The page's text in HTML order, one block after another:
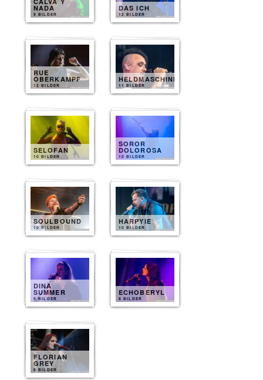
NADA
9 BILDER
DAS ICH
12 BILDER
RUE
OBERKAMPF
12 BILDER
HELDMASCHINE
11 BILDER
SELOFAN
10 BILDER
SOROR
DOLOROSA
10 BILDER
SOULBOUND
10 BILDER
HARPYIE
10 BILDER
DINA
SUMMER
9 BILDER
ECHOBERYL
8 BILDER
FLORIAN
GREY
8 BILDER